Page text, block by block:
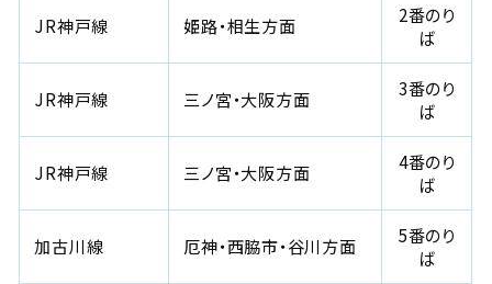
JR神戸線 姫路・相生方面
2番のり
ば
JR神戸線 三ノ宮・大阪方面
3番のり
ば
JR神戸線 三ノ宮・大阪方面
4番のり
ば
加古川線 厄神・西脇市・谷川方面
5番のり
ば